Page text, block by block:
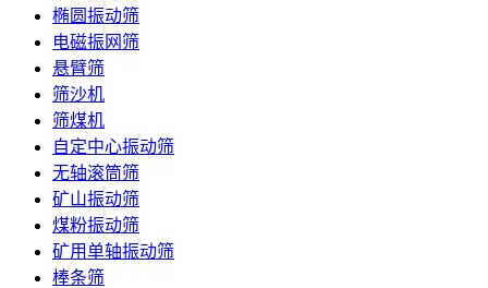
椭圆振动筛
电磁振网筛
悬臂筛
筛沙机
筛煤机
自定中心振动筛
无轴滚筒筛
矿山振动筛
煤粉振动筛
矿用单轴振动筛
棒条筛